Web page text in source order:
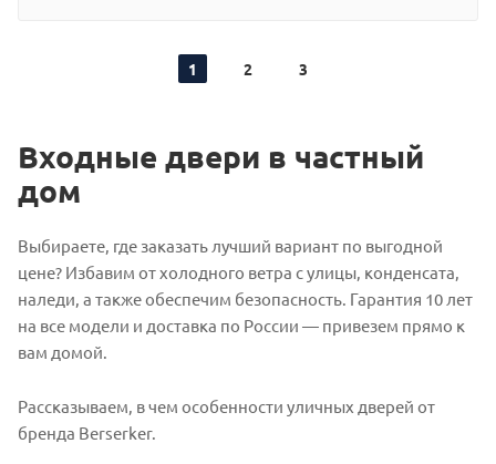
1 2 3
Входные двери в частный
дом
Выбираете, где заказать лучший вариант по выгодной
цене? Избавим от холодного ветра с улицы, конденсата,
наледи, а также обеспечим безопасность. Гарантия 10 лет
на все модели и доставка по России — привезем прямо к
вам домой.
Рассказываем, в чем особенности уличных дверей от
бренда Berserker.